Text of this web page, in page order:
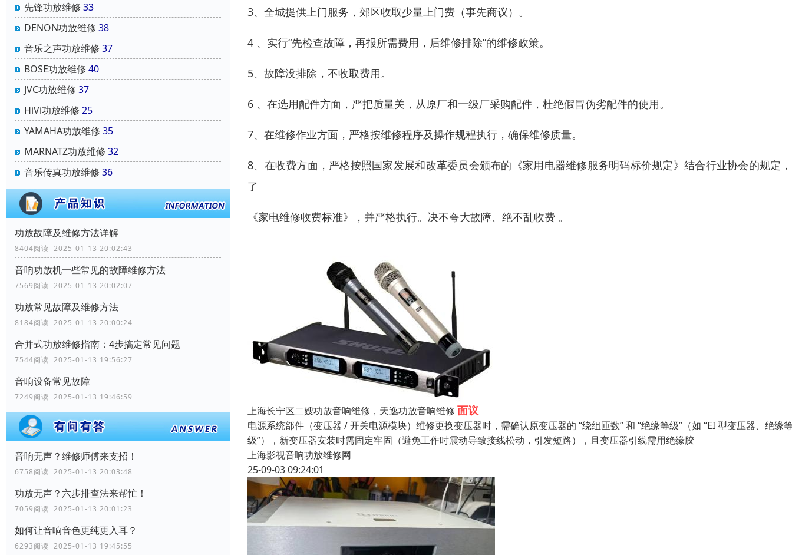
先锋功放维修 33
DENON功放维修 38
音乐之声功放维修 37
BOSE功放维修 40
JVC功放维修 37
HiVi功放维修 25
YAMAHA功放维修 35
MARNATZ功放维修 32
音乐传真功放维修 36
功放故障及维修方法详解
8404阅读 2025-01-13 20:02:43
音响功放机一些常见的故障维修方法
7569阅读 2025-01-13 20:02:07
功放常见故障及维修方法
8184阅读 2025-01-13 20:00:24
合并式功放维修指南：4步搞定常见问题
7544阅读 2025-01-13 19:56:27
音响设备常见故障
7249阅读 2025-01-13 19:46:59
音响无声？维修师傅来支招！
6758阅读 2025-01-13 20:03:48
功放无声？六步排查法来帮忙！
7059阅读 2025-01-13 20:01:23
如何让音响音色更纯更入耳？
6293阅读 2025-01-13 19:45:55
3、全城提供上门服务，郊区收取少量上门费（事先商议）。
4 、实行“先检查故障，再报所需费用，后维修排除”的维修政策。
5、故障没排除，不收取费用。
6 、在选用配件方面，严把质量关，从原厂和一级厂采购配件，杜绝假冒伪劣配件的使用。
7、在维修作业方面，严格按维修程序及操作规程执行，确保维修质量。
8、在收费方面，严格按照国家发展和改革委员会颁布的《家用电器维修服务明码标价规定》结合行业协会的规定
了
《家电维修收费标准》，并严格执行。决不夸大故障、绝不乱收费 。
上海长宁区二嫂功放音响维修，天逸功放音响维修 面议
电源系统部件（变压器 / 开关电源模块）维修更换变压器时，需确认原变压器的 “绕组匝数” 和 “绝缘等级”（如 “EI 型变压器、绝缘
级”），新变压器安装时需固定牢固（避免工作时震动导致接线松动，引发短路），且变压器引线需用绝缘胶
上海影视音响功放维修网
25-09-03 09:24:01